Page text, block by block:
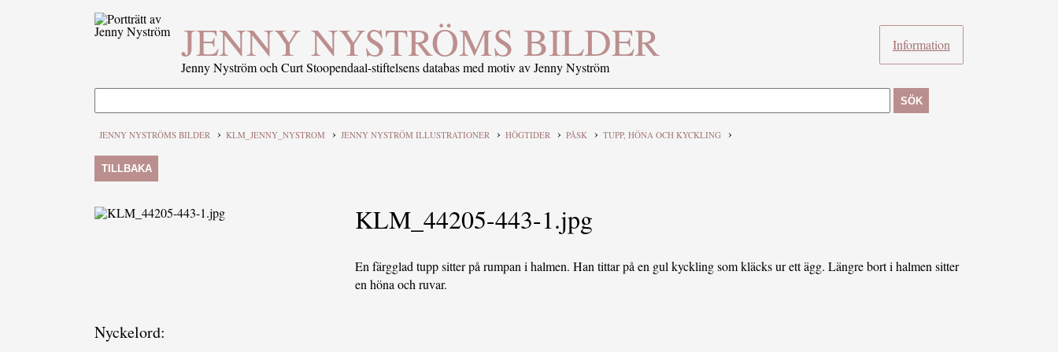
JENNY NYSTRÖMS BILDER
Jenny Nyström och Curt Stoopendaal-stiftelsens databas med motiv av Jenny Nyström
Information
SÖK
JENNY NYSTRÖMS BILDER › KLM_JENNY_NYSTROM › JENNY NYSTRÖM ILLUSTRATIONER › HÖGTIDER › PÅSK › TUPP, HÖNA OCH KYCKLING ›
TILLBAKA
KLM_44205-443-1.jpg
En färgglad tupp sitter på rumpan i halmen. Han tittar på en gul kyckling som kläcks ur ett ägg. Längre bort i halmen sitter
en höna och ruvar.
Nyckelord: